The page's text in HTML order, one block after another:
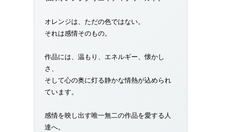
オレンジは、ただの色ではない。
それは感情そのもの。
作品には、温もり、エネルギー、懐かし
さ、
そして心の奥に灯る静かな情熱が込められ
ています。
感情を映し出す唯一無二の作品を愛する人
達へ。